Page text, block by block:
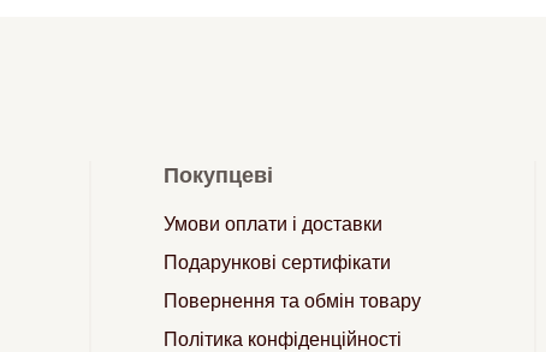
Покупцеві
Умови оплати і доставки
Подарункові сертифікати
Повернення та обмін товару
Політика конфіденційності